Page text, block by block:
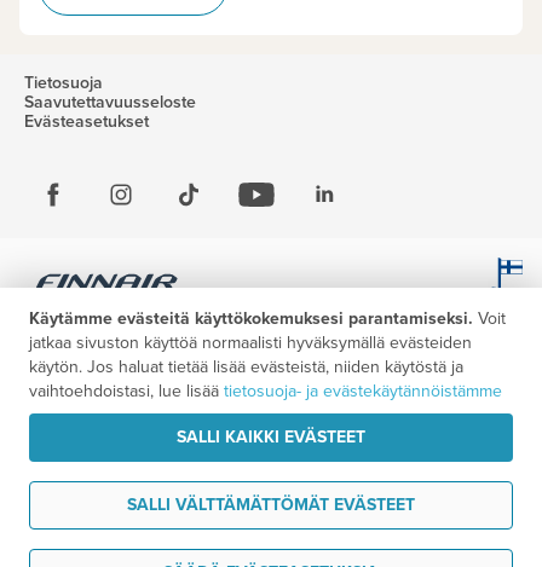
Tietosuoja
Saavutettavuusseloste
Evästeasetukset
Käytämme evästeitä käyttökokemuksesi parantamiseksi. Voit
jatkaa sivuston käyttöä normaalisti hyväksymällä evästeiden
käytön. Jos haluat tietää lisää evästeistä, niiden käytöstä ja
vaihtoehdoistasi, lue lisää tietosuoja- ja evästekäytännöistämme
SALLI KAIKKI EVÄSTEET
SALLI VÄLTTÄMÄTTÖMÄT EVÄSTEET